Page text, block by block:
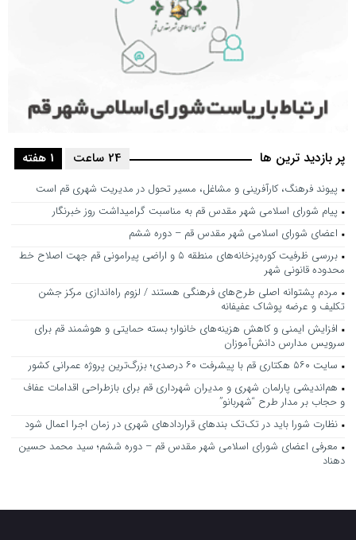
پر بازدید ترین ها 1 هفته 24 ساعت
پیوند فرهنگ، کارآفرینی و مشاغل، مسیر تحول در مدیریت شهری قم است
پیام شورای اسلامی شهر مقدس قم به مناسبت گرامیداشت روز خبرنگار
اعضای شورای اسلامی شهر مقدس قم – دوره ششم
بررسی ظرفیت کوره‌پزخانه‌های منطقه ۵ و اراضی پیرامونی قم جهت اصلاح خط
محدوده قانونی شهر
مردم پشتوانه اصلی طرح‌های فرهنگی هستند / لزوم راه‌اندازی مرکز جشن
تکلیف و عرضه پوشاک عفیفانه
افزایش ایمنی و کاهش هزینه‌های خانوار؛ بسته حمایتی و هوشمند قم برای
سرویس مدارس دانش‌آموزان
سایت ۵۶۰ هکتاری قم با پیشرفت ۶۰ درصدی؛ بزرگ‌ترین پروژه عمرانی کشور
هم‌اندیشی پارلمان شهری و مدیران شهرداری قم برای بازطراحی اقدامات عفاف
و حجاب بر مدار طرح “شهربانو”
نظارت شورا باید در تک‌تک بندهای قراردادهای شهری در زمان اجرا اعمال شود
معرفی اعضای شورای اسلامی شهر مقدس قم – دوره ششم؛ سید محمد حسین
دهناد